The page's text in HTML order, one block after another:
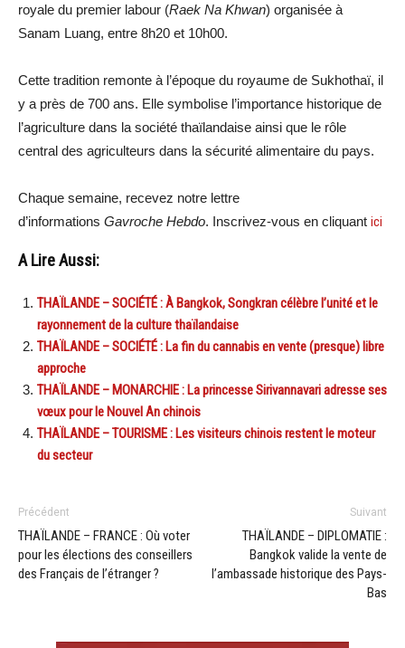
royale du premier labour (Raek Na Khwan) organisée à
Sanam Luang, entre 8h20 et 10h00.
Cette tradition remonte à l’époque du royaume de Sukhothaï, il
y a près de 700 ans. Elle symbolise l’importance historique de
l’agriculture dans la société thaïlandaise ainsi que le rôle
central des agriculteurs dans la sécurité alimentaire du pays.
Chaque semaine, recevez notre lettre
d’informations Gavroche Hebdo. Inscrivez-vous en cliquant ici
A Lire Aussi:
THAÏLANDE – SOCIÉTÉ : À Bangkok, Songkran célèbre l’unité et le
rayonnement de la culture thaïlandaise
THAÏLANDE – SOCIÉTÉ : La fin du cannabis en vente (presque) libre
approche
THAÏLANDE – MONARCHIE : La princesse Sirivannavari adresse ses
vœux pour le Nouvel An chinois
THAÏLANDE – TOURISME : Les visiteurs chinois restent le moteur
du secteur
Précédent
THAÏLANDE – FRANCE : Où voter
pour les élections des conseillers
des Français de l’étranger ?
Suivant
THAÏLANDE – DIPLOMATIE :
Bangkok valide la vente de
l’ambassade historique des Pays-
Bas